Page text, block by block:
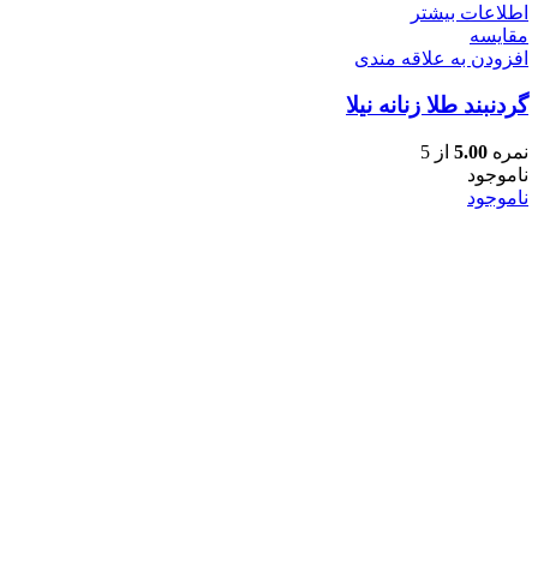
اطلاعات بیشتر
مقایسه
افزودن به علاقه مندی
گردنبند طلا زنانه نیلا
نمره 5.00 از 5
ناموجود
ناموجود